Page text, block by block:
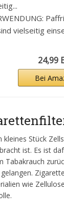
vielseitig
24,99
Bei
kleines Stück
ist. Es ist
Tabakrauch
wie